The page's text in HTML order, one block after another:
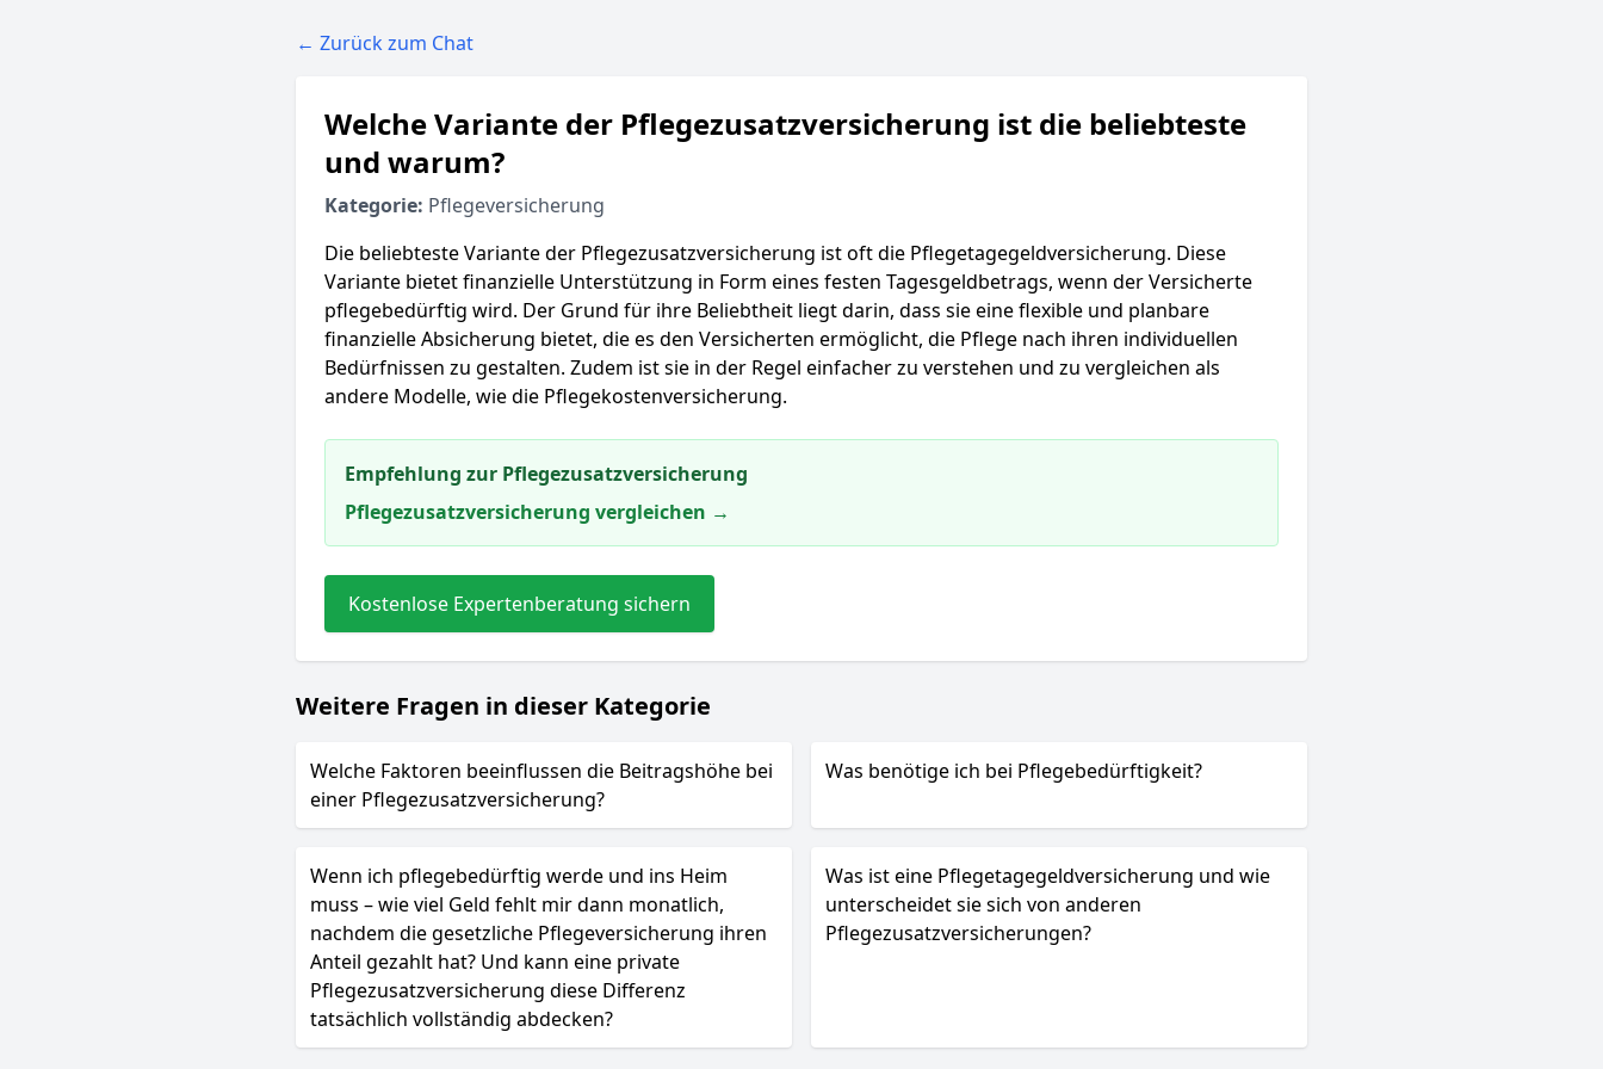
← Zurück zum Chat
Welche Variante der Pflegezusatzversicherung ist die beliebteste
und warum?
Kategorie: Pflegeversicherung
Die beliebteste Variante der Pflegezusatzversicherung ist oft die Pflegetagegeldversicherung. Diese
Variante bietet finanzielle Unterstützung in Form eines festen Tagesgeldbetrags, wenn der Versicherte
pflegebedürftig wird. Der Grund für ihre Beliebtheit liegt darin, dass sie eine flexible und planbare
finanzielle Absicherung bietet, die es den Versicherten ermöglicht, die Pflege nach ihren individuellen
Bedürfnissen zu gestalten. Zudem ist sie in der Regel einfacher zu verstehen und zu vergleichen als
andere Modelle, wie die Pflegekostenversicherung.
Empfehlung zur Pflegezusatzversicherung
Pflegezusatzversicherung vergleichen →
Kostenlose Expertenberatung sichern
Weitere Fragen in dieser Kategorie
Welche Faktoren beeinflussen die Beitragshöhe bei
einer Pflegezusatzversicherung?
Was benötige ich bei Pflegebedürftigkeit?
Wenn ich pflegebedürftig werde und ins Heim
muss – wie viel Geld fehlt mir dann monatlich,
nachdem die gesetzliche Pflegeversicherung ihren
Anteil gezahlt hat? Und kann eine private
Pflegezusatzversicherung diese Differenz
tatsächlich vollständig abdecken?
Was ist eine Pflegetagegeldversicherung und wie
unterscheidet sie sich von anderen
Pflegezusatzversicherungen?